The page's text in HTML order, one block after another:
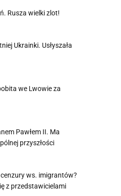
Rusza wielki zlot!
Ukrainki. Usłyszała
we Lwowie za
Pawłem II. Ma
przyszłości
ws. imigrantów?
z przedstawicielami